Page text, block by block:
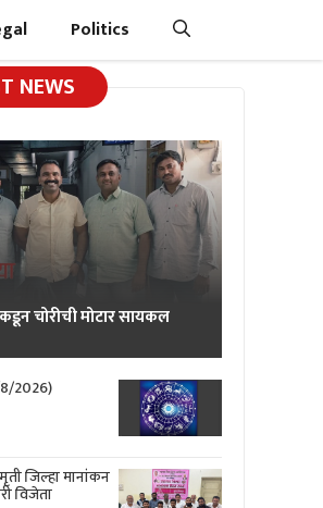
Politics
NEWS
चोरीची मोटार सायकल
2026)
जिल्हा मानांकन
विजेता